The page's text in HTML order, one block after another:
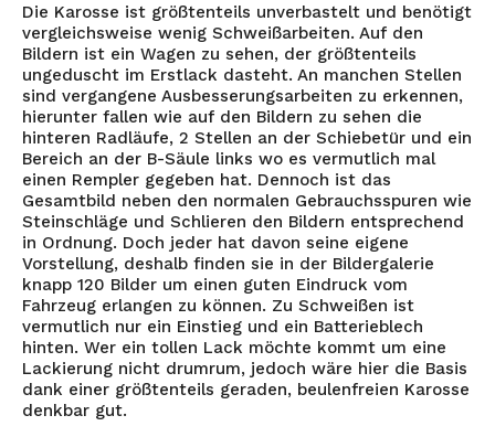
Die Karosse ist größtenteils unverbastelt und benötigt
vergleichsweise wenig Schweißarbeiten. Auf den
Bildern ist ein Wagen zu sehen, der größtenteils
ungeduscht im Erstlack dasteht. An manchen Stellen
sind vergangene Ausbesserungsarbeiten zu erkennen,
hierunter fallen wie auf den Bildern zu sehen die
hinteren Radläufe, 2 Stellen an der Schiebetür und ein
Bereich an der B-Säule links wo es vermutlich mal
einen Rempler gegeben hat. Dennoch ist das
Gesamtbild neben den normalen Gebrauchsspuren wie
Steinschläge und Schlieren den Bildern entsprechend
in Ordnung. Doch jeder hat davon seine eigene
Vorstellung, deshalb finden sie in der Bildergalerie
knapp 120 Bilder um einen guten Eindruck vom
Fahrzeug erlangen zu können. Zu Schweißen ist
vermutlich nur ein Einstieg und ein Batterieblech
hinten. Wer ein tollen Lack möchte kommt um eine
Lackierung nicht drumrum, jedoch wäre hier die Basis
dank einer größtenteils geraden, beulenfreien Karosse
denkbar gut.